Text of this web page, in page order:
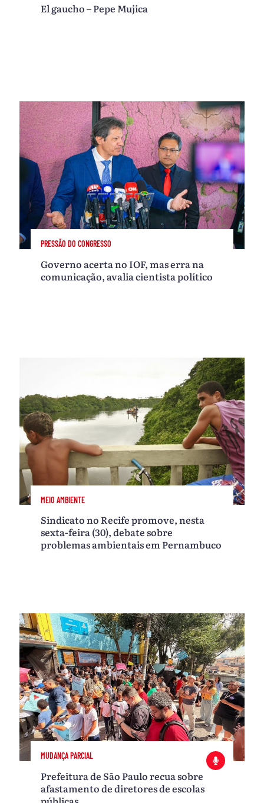
El gaucho – Pepe Mujica
PRESSÃO DO CONGRESSO
Governo acerta no IOF, mas erra na
comunicação, avalia cientista político
MEIO AMBIENTE
Sindicato no Recife promove, nesta
sexta-feira (30), debate sobre
problemas ambientais em Pernambuco
MUDANÇA PARCIAL
Prefeitura de São Paulo recua sobre
afastamento de diretores de escolas